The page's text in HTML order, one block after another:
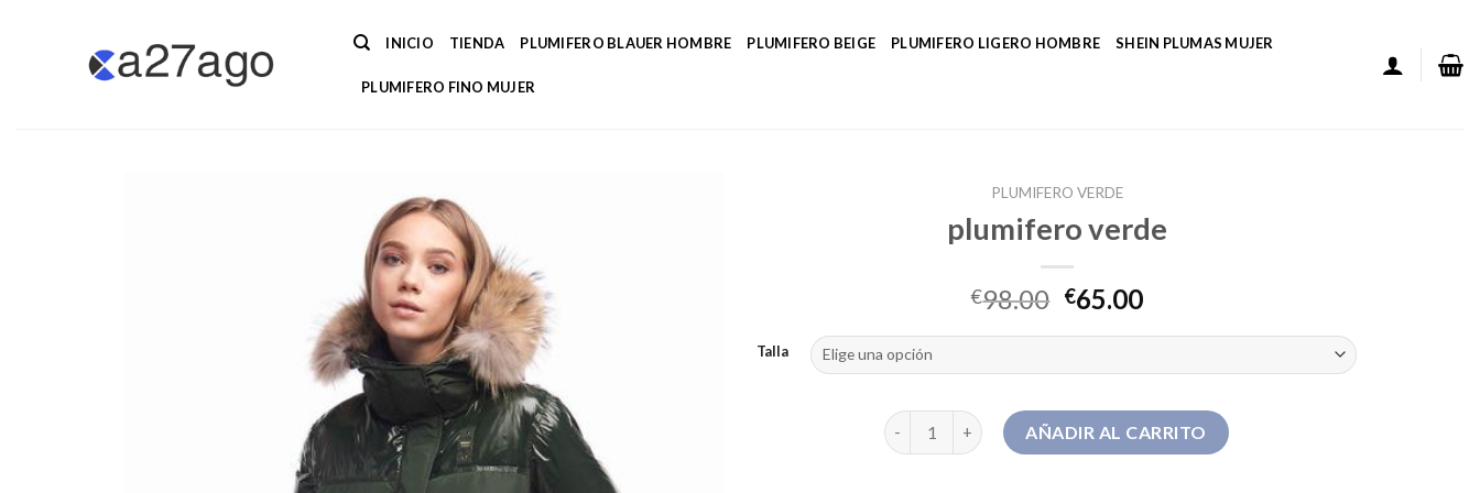
INICIO TIENDA PLUMIFERO BLAUER HOMBRE PLUMIFERO BEIGE PLUMIFERO LIGERO HOMBRE SHEIN PLUMAS MUJER
PLUMIFERO FINO MUJER
PLUMIFERO VERDE
plumifero verde
€98.00 €65.00
Talla
plumifero verde cantidadAÑADIR AL CARRITO